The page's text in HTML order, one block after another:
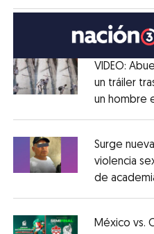
Opens in new window
VIDEO:
un tráiler
un hombre
Opens in new window
Surge
violencia
de
México vs.